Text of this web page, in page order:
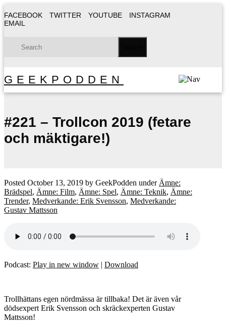
FACEBOOK TWITTER YOUTUBE
INSTAGRAM
EMAIL
GEEKPODDEN
#221 – Trollcon 2019 (fetare
och mäktigare!)
Posted October 13, 2019 by GeekPodden under Ämne:
Brädspel, Ämne: Film, Ämne: Spel, Ämne: Teknik, Ämne:
Trender, Medverkande: Erik Svensson, Medverkande:
Gustav Mattsson
Podcast: Play in new window | Download
Trollhättans egen nördmässa är tillbaka! Det är även vår
dödsexpert Erik Svensson och skräckexperten Gustav
Mattsson!